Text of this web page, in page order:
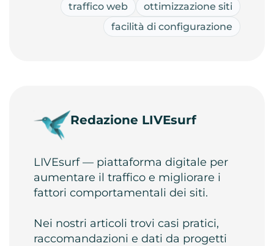
traffico web
ottimizzazione siti
facilità di configurazione
Redazione LIVEsurf
LIVEsurf — piattaforma digitale per
aumentare il traffico e migliorare i
fattori comportamentali dei siti.
Nei nostri articoli trovi casi pratici,
raccomandazioni e dati da progetti